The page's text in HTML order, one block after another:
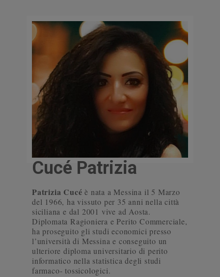
Cucé Patrizia
Patrizia Cucé è nata a Messina il 5 Marzo
del 1966, ha vissuto per 35 anni nella città
siciliana e dal 2001 vive ad Aosta.
Diplomata Ragioniera e Perito Commerciale,
ha proseguito gli studi economici presso
l’università di Messina e conseguito un
ulteriore diploma universitario di perito
informatico nella statistica degli studi
farmaco- tossicologici.